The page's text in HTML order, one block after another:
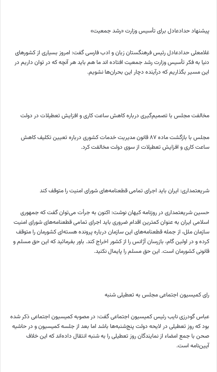
پیشنهاد حدادعادل برای تأسیس وزارت «رشد جمعیت»
غلامعلی حدادعادل رئیس فرهنگستان زبان و ادب فارسی گفت: امروز بسیاری از کشورهای
دنیا به فکر تأسیس وزارت رشد جمعیت افتاده اند ما هم باید هر آنچه که در توان داریم در
این مسیر بگذاریم که درآینده دچار این بحران‌ها نشویم.
مخالفت مجلس با تصمیم‌گیری درباره کاهش ساعت کاری و افزایش تعطیلات در دولت
مجلس با بازگشت ماده ۸۷ قانون مدیریت خدمات کشوری درباره تعیین تکلیف کاهش
ساعت کاری و افزایش تعطیلات از سوی دولت مخالفت کرد.
شریعتمداری: ایران باید اجرای تمامی قطعنامه‌های شورای امنیت را متوقف کند
حسین شریعتمداری در روزنامه کیهان نوشت: اکنون به جرأت می‌توان گفت که جمهوری
اسلامی ایران به عنوان کمترین اقدام ضروری باید اجرای تمامی قطعنامه‌های شورای امنیت
سازمان ملل، از جمله قطعنامه‌های این سازمان درباره پرونده هسته‌ای کشورمان را متوقف
کرده و در اولین گام، بازرسان آژانس را از کشور اخراج کند. باور بفرمائید که این حق مسلم و
قانونی کشورمان است. این حق مسلم را پایمال نکنید.
رای کمیسیون اجتماعی مجلس به تعطیلی شنبه
عباس گودرزی نایب رئیس کمیسیون اجتماعی گفت: در مصوبه کمیسیون اجتماعی ذکر شده
بود که روز تعطیلی در لایحه دولت پنج‌شنبه‌ها باشد اما بعد از جلسه کمیسیون و در حاشیه
صحن با جمع امضاء از نمایندگان روز تعطیلی را به شنبه انتقال داده‌اند که این خلاف
آیین‌نامه است.